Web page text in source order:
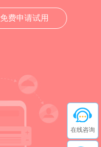
免费申请试用
在线咨询